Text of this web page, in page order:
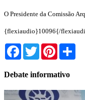
O Presidente da Comissão
{flexiaudio}10096{/
Facebook
TwitterPinterest
Debate informativo